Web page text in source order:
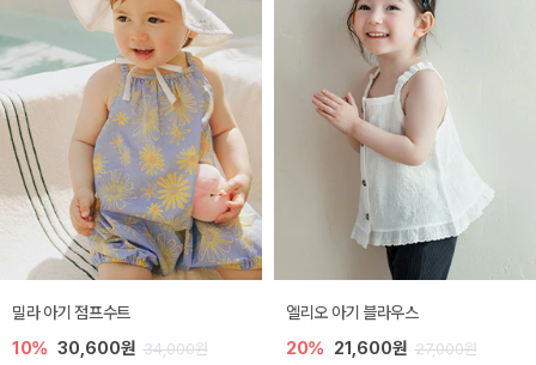
밀라 아기 점프수트
10% 30,600원 34,000원
엘리오 아기 블라우스
20% 21,600원 27,000원